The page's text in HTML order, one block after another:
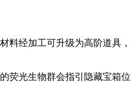
料经加工可升级为高阶道具，
荧光生物群会指引隐藏宝箱位